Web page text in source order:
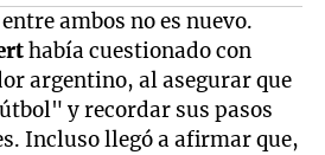
ambos no es nuevo.
había cuestionado con
argentino, al asegurar que
y recordar sus pasos
Incluso llegó a afirmar que,